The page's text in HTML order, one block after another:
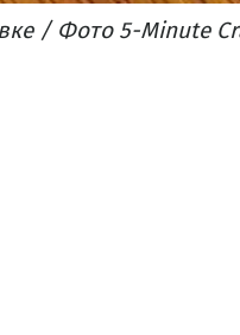
/ Фото 5-Minute